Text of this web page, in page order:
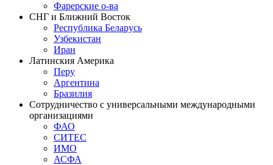
Фарерские о-ва
СНГ и Ближний Восток
Республика Беларусь
Узбекистан
Иран
Латинския Америка
Перу
Аргентина
Бразилия
Сотрудничество с универсальными международными
организациями
ФАО
СИТЕС
ИМО
АСФА